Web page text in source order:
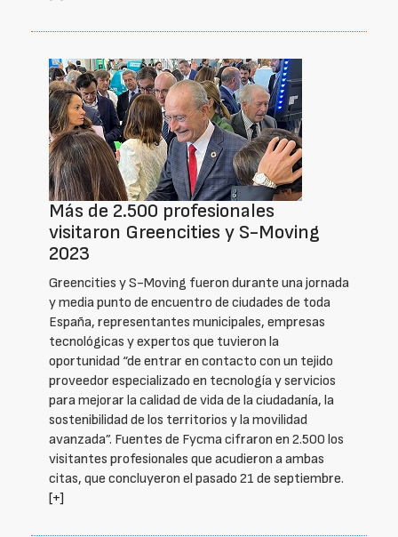
Más de 2.500 profesionales
visitaron Greencities y S-Moving
2023
Greencities y S-Moving fueron durante una jornada
y media punto de encuentro de ciudades de toda
España, representantes municipales, empresas
tecnológicas y expertos que tuvieron la
oportunidad “de entrar en contacto con un tejido
proveedor especializado en tecnología y servicios
para mejorar la calidad de vida de la ciudadanía, la
sostenibilidad de los territorios y la movilidad
avanzada”. Fuentes de Fycma cifraron en 2.500 los
visitantes profesionales que acudieron a ambas
citas, que concluyeron el pasado 21 de septiembre.
[+]